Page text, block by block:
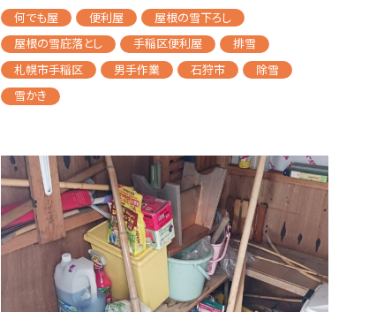
何でも屋 便利屋
屋根の雪下ろし
屋根の雪庇落とし
手稲区便利屋
排雪
札幌市手稲区
男手作業 石狩市
除雪
雪かき